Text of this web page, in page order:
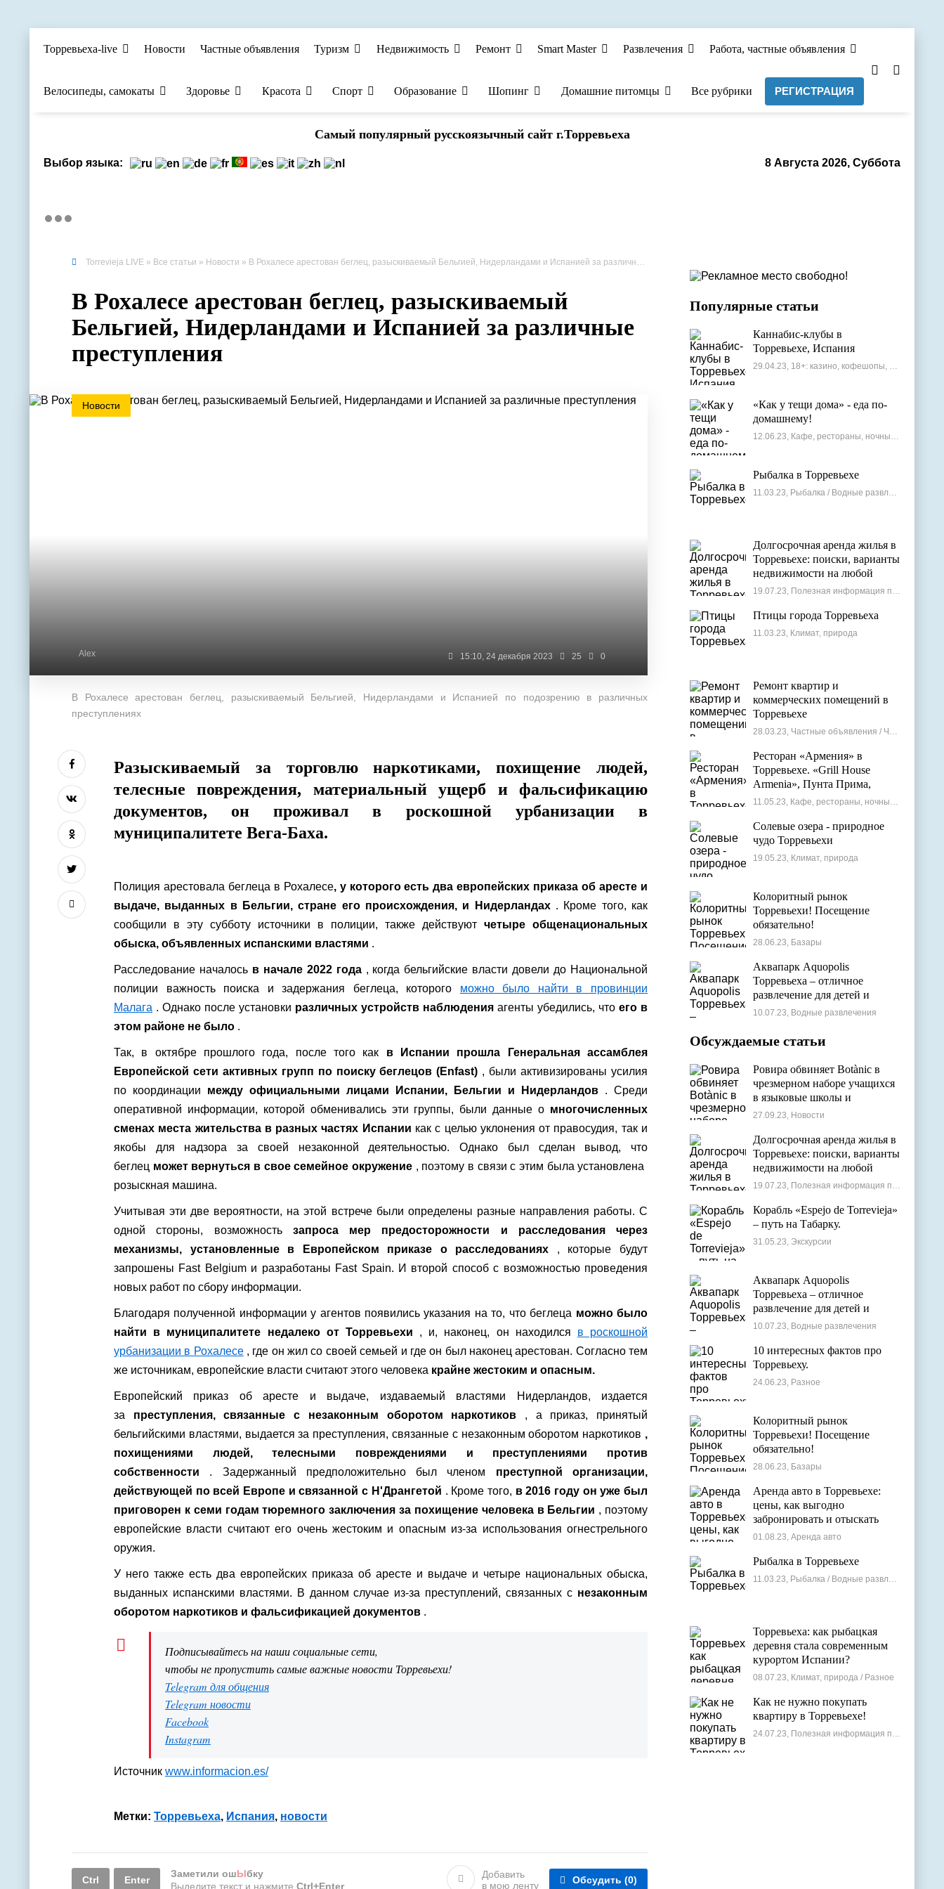
Торревьеха-live Новости Частные объявления Туризм Недвижимость Ремонт Smart Master Развлечения Работа, частные объявления
Велосипеды, самокаты Здоровье Красота Спорт Образование Шопинг Домашние питомцы Все рубрики РЕГИСТРАЦИЯ
Cамый популярный русскоязычный сайт г.Торревьеха
8 Августа 2026, Суббота
Выбор языка:
Torrevieja LIVE » Все статьи » Новости » В Рохалесе арестован беглец, разыскиваемый Бельгией, Нидерландами и Испанией за различные преступления
В Рохалесе арестован беглец, разыскиваемый
Бельгией, Нидерландами и Испанией за различные
преступления
Новости
Alex 15:10, 24 декабря 2023 25 0
В Рохалесе арестован беглец, разыскиваемый Бельгией, Нидерландами и Испанией по подозрению в различных
преступлениях
Разыскиваемый за торговлю наркотиками, похищение людей,
телесные повреждения, материальный ущерб и фальсификацию
документов, он проживал в роскошной урбанизации в
муниципалитете Вега-Баха.
Полиция арестовала беглеца в Рохалесе, у которогоесть два европейских приказа об аресте и
выдаче, выданных в Бельгии, стране его происхождения, и Нидерландах. Кроме того, как
сообщили в эту субботу источники в полиции, также действуют четыре общенациональных
обыска, объявленных испанскими властями .
Расследование началось в начале 2022 года, когда бельгийские власти довели до Национальной
полиции важность поиска и задержания беглеца, которого можно было найти в провинции
Малага . Однако после установки различных устройств наблюдения агенты убедились, что его в
этом районе не было .
Так, в октябре прошлого года, после того как в Испании прошла Генеральная ассамблея
Европейской сети активных групп по поиску беглецов (Enfast) , были активизированы усилия
по координации между официальными лицами Испании, Бельгии и Нидерландов . Среди
оперативной информации, которой обменивались эти группы, были данные о многочисленных
сменах места жительства в разных частях Испании как с целью уклонения от правосудия, так и
якобы для надзора за своей незаконной деятельностью. Однако был сделан вывод, что
беглец может вернуться в свое семейное окружение , поэтому в связи с этим была установлена ​​
розыскная машина.
Учитывая эти две вероятности, на этой встрече были определены разные направления работы. С
одной стороны, возможность запроса мер предосторожности и расследования через
механизмы, установленные в Европейском приказе о расследованиях , которые будут
запрошены Fast Belgium и разработаны Fast Spain. И второй способ с возможностью проведения
новых работ по сбору информации.
Благодаря полученной информации у агентов появились указания на то, что беглеца можно было
найти в муниципалитете недалеко от Торревьехи , и, наконец, он находился в роскошной
урбанизации в Рохалесе, где он жил со своей семьей и где он был наконец арестован. Согласно тем
же источникам, европейские власти считают этого человека крайне жестоким и опасным.
Европейский приказ об аресте и выдаче, издаваемый властями Нидерландов, издается
за преступления, связанные с незаконным оборотом наркотиков , а приказ, принятый
бельгийскими властями, выдается за преступления, связанные с незаконным оборотом наркотиков ,
похищениями людей, телесными повреждениями и преступлениями против
собственности . Задержанный предположительно был членом преступной организации,
действующей по всей Европе и связанной с Н'Дрангетой . Кроме того, в 2016 году он уже был
приговорен к семи годам тюремного заключения за похищение человека в Бельгии , поэтому
европейские власти считают его очень жестоким и опасным из-за использования огнестрельного
оружия.
У него также есть два европейских приказа об аресте и выдаче и четыре национальных обыска,
выданных испанскими властями. В данном случае из-за преступлений, связанных с незаконным
оборотом наркотиков и фальсификацией документов .
Подписывайтесь на наши социальные сети,
чтобы не пропустить самые важные новости Торревьехи!
Telegram для общения
Telegram новости
Facebook
Instagram
Источник www.informacion.es/
Метки: Торревьеха, Испания, новости
Ctrl Enter
Заметили ошЫбку
Выделите текст и нажмите Ctrl+Enter
Добавить
в мою ленту
Обсудить (0)
Популярные статьи
Каннабис-клубы в
Торревьехе, Испания
29.04.23, 18+: казино, кофешопы, стрип-бары
«Как у тещи дома» - еда по-
домашнему!
12.06.23, Кафе, рестораны, ночные клубы
Рыбалка в Торревьехе
11.03.23, Рыбалка / Водные развлечения
Долгосрочная аренда жилья в
Торревьехе: поиски, варианты
недвижимости на любой
бюджет
19.07.23, Полезная информация по недвижимости
Птицы города Торревьеха
11.03.23, Климат, природа
Ремонт квартир и
коммерческих помещений в
Торревьехе
28.03.23, Частные объявления / Частные мастера
Ресторан «Армения» в
Торревьехе. «Grill House
Armenia», Пунта Прима,
Испания
11.05.23, Кафе, рестораны, ночные клубы
Солевые озера - природное
чудо Торревьехи
19.05.23, Климат, природа
Колоритный рынок
Торревьехи! Посещение
обязательно!
28.06.23, Базары
Аквапарк Aquopolis
Торревьеха – отличное
развлечение для детей и
взрослых
10.07.23, Водные развлечения
Обсуждаемые статьи
Ровира обвиняет Botànic в
чрезмерном наборе учащихся
в языковые школы и
проблемах с ассигнованиями
27.09.23, Новости
Долгосрочная аренда жилья в
Торревьехе: поиски, варианты
недвижимости на любой
бюджет
19.07.23, Полезная информация по недвижимости
Корабль «Espejo de Torrevieja»
– путь на Табарку.
31.05.23, Экскурсии
Аквапарк Aquopolis
Торревьеха – отличное
развлечение для детей и
взрослых
10.07.23, Водные развлечения
10 интересных фактов про
Торревьеху.
24.06.23, Разное
Колоритный рынок
Торревьехи! Посещение
обязательно!
28.06.23, Базары
Аренда авто в Торревьехе:
цены, как выгодно
забронировать и отыскать
лучшие варианты
01.08.23, Аренда авто
Рыбалка в Торревьехе
11.03.23, Рыбалка / Водные развлечения
Торревьеха: как рыбацкая
деревня стала современным
курортом Испании?
08.07.23, Климат, природа / Разное
Как не нужно покупать
квартиру в Торревьехе!
24.07.23, Полезная информация по недвижимости